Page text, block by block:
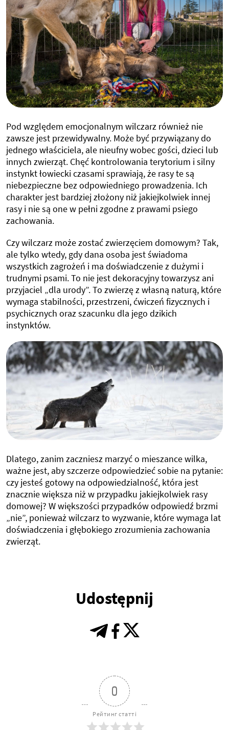
Pod względem emocjonalnym wilczarz również nie
zawsze jest przewidywalny. Może być przywiązany do
jednego właściciela, ale nieufny wobec gości, dzieci lub
innych zwierząt. Chęć kontrolowania terytorium i silny
instynkt łowiecki czasami sprawiają, że rasy te są
niebezpieczne bez odpowiedniego prowadzenia. Ich
charakter jest bardziej złożony niż jakiejkolwiek innej
rasy i nie są one w pełni zgodne z prawami psiego
zachowania.
Czy wilczarz może zostać zwierzęciem domowym? Tak,
ale tylko wtedy, gdy dana osoba jest świadoma
wszystkich zagrożeń i ma doświadczenie z dużymi i
trudnymi psami. To nie jest dekoracyjny towarzysz ani
przyjaciel „dla urody”. To zwierzę z własną naturą, które
wymaga stabilności, przestrzeni, ćwiczeń fizycznych i
psychicznych oraz szacunku dla jego dzikich
instynktów.
Dlatego, zanim zaczniesz marzyć o mieszance wilka,
ważne jest, aby szczerze odpowiedzieć sobie na pytanie:
czy jesteś gotowy na odpowiedzialność, która jest
znacznie większa niż w przypadku jakiejkolwiek rasy
domowej? W większości przypadków odpowiedź brzmi
„nie”, ponieważ wilczarz to wyzwanie, które wymaga lat
doświadczenia i głębokiego zrozumienia zachowania
zwierząt.
Udostępnij
0
Рейтинг статті